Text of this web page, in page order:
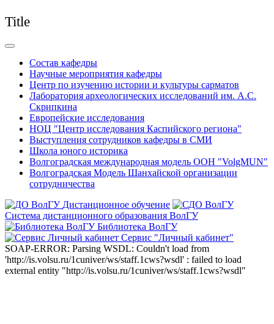
Title
Состав кафедры
Научные мероприятия кафедры
Центр по изучению истории и культуры сарматов
Лаборатория археологических исследований им. А.С.
Скрипкина
Европейские исследования
НОЦ "Центр исследования Каспийского региона"
Выступления сотрудников кафедры в СМИ
Школа юного историка
Волгоградская международная модель ООН "VolgMUN"
Волгоградская Модель Шанхайской организации
сотрудничества
Дистанционное обучение
Система дистанционного образования ВолГУ
Библиотека ВолГУ
Сервис "Личный кабинет"
SOAP-ERROR: Parsing WSDL: Couldn't load from
'http://is.volsu.ru/1cuniver/ws/staff.1cws?wsdl' : failed to load
external entity "http://is.volsu.ru/1cuniver/ws/staff.1cws?wsdl"